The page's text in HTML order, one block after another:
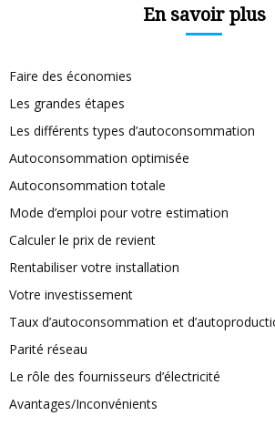
En savoir plus
Faire des économies
Les grandes étapes
Les différents types d’autoconsommation
Autoconsommation optimisée
Autoconsommation totale
Mode d’emploi pour votre estimation
Calculer le prix de revient
Rentabiliser votre installation
Votre investissement
Taux d’autoconsommation et
Parité réseau
Le rôle des fournisseurs d’électricité
Avantages/Inconvénients